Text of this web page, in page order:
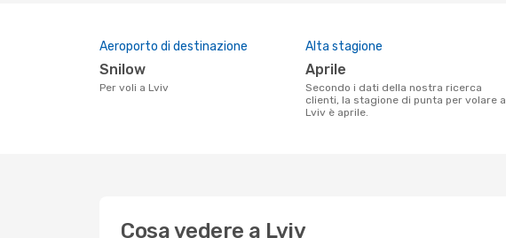
Aeroporto di destinazione
Snilow
Per voli a Lviv
Alta stagione
aprile
Secondo i dati della nostra ricerca
clienti, la stagione di punta per volare a
Lviv è aprile.
Cosa vedere a Lviv